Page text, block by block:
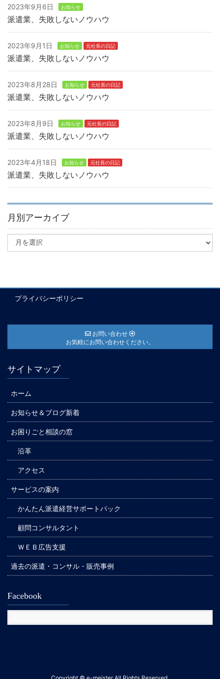
2023年9月6日 お知らせ
派遣業、失敗しないノウハウ
2023年9月1日 お知らせ 元社長の日記
派遣業、失敗しないノウハウ
2023年8月28日 お知らせ 元社長の日記
派遣業、失敗しないノウハウ
2023年8月9日 お知らせ 元社長の日記
派遣業、失敗しないノウハウ
2023年4月18日 お知らせ 元社長の日記
派遣業、失敗しないノウハウ
月別アーカイブ
プライバシーポリシー
お問い合わせ
お気軽にお問い合わせください。
サイトマップ
ホーム
お知らせ＆ブログ新着
お困りごと相談の窓
沿革
アクセス
サービスの案内
かんたん派遣経営サポートパック
顧問コンサルタント
ＷＥＢ広告支援
過去の派遣・コンサル・販売事例
Facebook